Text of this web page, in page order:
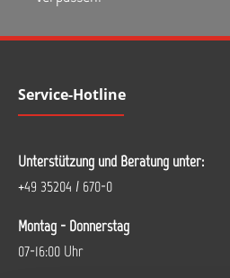
Service-Hotline
Unterstützung und Beratung unter:
+49 35204 / 670-0
Montag - Donnerstag
07-16:00 Uhr